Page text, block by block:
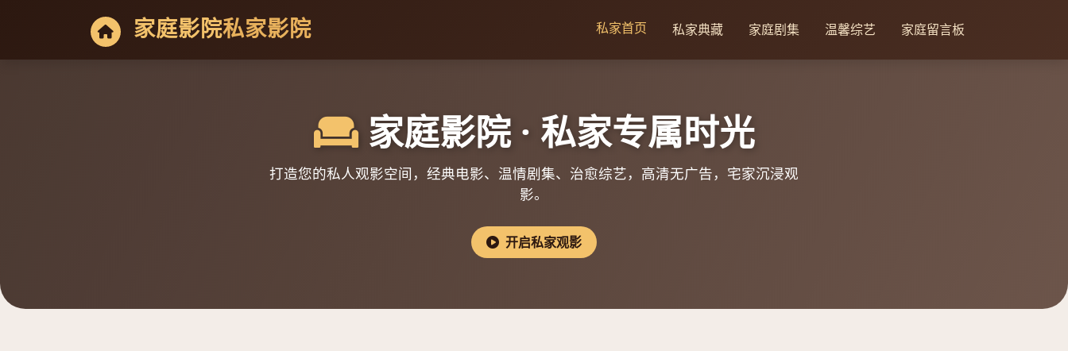
家庭影院私家影院 私家首页 私家典藏 家庭剧集 温馨综艺 家庭留言板
家庭影院 · 私家专属时光
打造您的私人观影空间，经典电影、温情剧集、治愈综艺，高清无广告，宅家沉浸观
影。
开启私家观影